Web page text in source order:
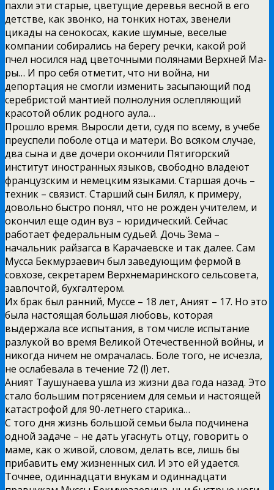
пахли эти старые, цветущие деревья весной в его
детстве, как звонко, на тонких нотах, звенели
цикады на сенокосах, какие шумные, веселые
компании собирались на берегу речки, какой рой
пчел носился над цветочными полянами Верхней Ма-
ры… И про себя отметит, что ни война, ни
депортация не смогли изменить засыпающий под
серебристой мантией полнолуния ослепляющий
красотой облик родного аула…
Прошло время. Выросли дети, судя по всему, в учебе
преуспели поболе отца и матери. Во всяком случае,
два сына и две дочери окончили Пятигорский
институт иностранных языков, свободно владеют
французским и немецким языками. Старшая дочь –
техник – связист. Старший сын Билял, к примеру,
довольно быстро понял, что не рожден учителем, и
окончил еще один вуз – юридический. Сейчас
работает федеральным судьей. Дочь Зема –
начальник райзагса в Карачаевске и так далее. Сам
Мусса Бекмурзаевич был заведующим фермой в
совхозе, секретарем Верхнемаринского сельсовета,
завпочтой, бухгалтером.
Их брак был ранний, Муссе – 18 лет, Аният – 17. Но это
была настоящая большая любовь, которая
выдержала все испытания, в том числе испытание
разлукой во время Великой Отечественной войны, и
никогда ничем не омрачалась. Боле того, не исчезла,
не ослабевала в течение 72 (!) лет.
Аният Таушунаева ушла из жизни два года назад. Это
стало большим потрясением для семьи и настоящей
катастрофой для 90-летнего старика…
С того дня жизнь большой семьи была подчинена
одной задаче – не дать угаснуть отцу, говорить о
маме, как о живой, словом, делать все, лишь бы
прибавить ему жизненных сил. И это ей удается.
Точнее, одиннадцати внукам и одиннадцати